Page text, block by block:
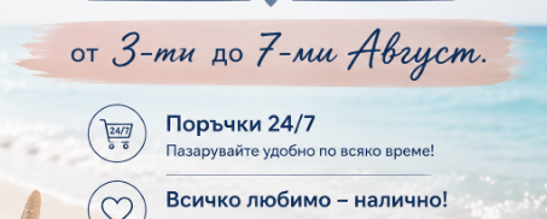
ДЕКОРАТИВНА
СИНИ ЦВЕТЯ – 3D
ГОТОВА
КОМПОЗИЦИЯ БУКЕТ